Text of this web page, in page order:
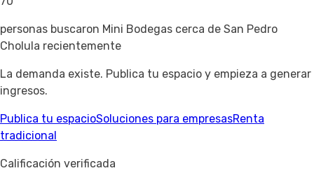
personas buscaron Mini Bodegas cerca de San Pedro
Cholula recientemente
La demanda existe. Publica tu espacio y empieza a generar
ingresos.
Publica tu espacioSoluciones para empresasRenta
tradicional
Calificación verificada